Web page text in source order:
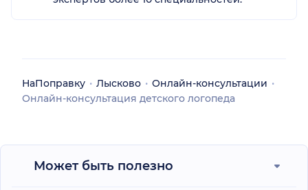
НаПоправку Лысково
Онлайн-консультации
Онлайн-консультация детского логопеда
Может быть полезно